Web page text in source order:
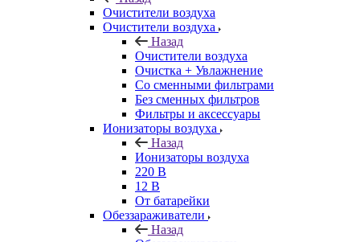
Очистители воздуха
Очистители воздуха
Назад
Очистители воздуха
Очистка + Увлажнение
Cо сменными фильтрами
Без сменных фильтров
Фильтры и аксессуары
Ионизаторы воздуха
Назад
Ионизаторы воздуха
220 В
12 В
От батарейки
Обеззараживатели
Назад